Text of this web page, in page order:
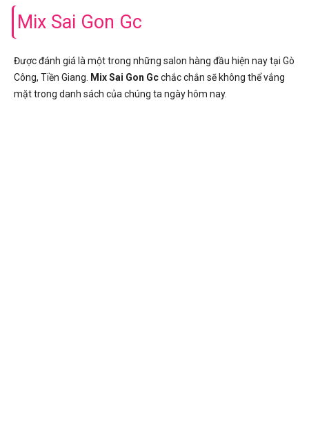
Mix Sai Gon Gc
Được đánh giá là một trong những salon hàng đầu hiện nay tại Gò
Công, Tiền Giang.
Mix Sai Gon Gcchắc chắn sẽ không thể vắng
mặt trong danh sách của chúng ta ngày hôm nay.